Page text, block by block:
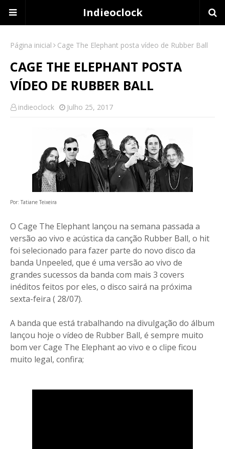
Indieoclock
Página inicial Cage The Elephant posta vídeo de Rubber Ball
CAGE THE ELEPHANT POSTA
VÍDEO DE RUBBER BALL
indieoclock Julho 25, 2017
Por: Tatiane Teixeira
O Cage The Elephant lançou na semana passada a
versão ao vivo e acústica da canção Rubber Ball, o hit
foi selecionado para fazer parte do novo disco da
banda Unpeeled, que é uma versão ao vivo de
grandes sucessos da banda com mais 3 covers
inéditos feitos por eles, o disco sairá na próxima
sexta-feira ( 28/07).
A banda que está trabalhando na divulgação do álbum
lançou hoje o vídeo de Rubber Ball, é sempre muito
bom ver Cage The Elephant ao vivo e o clipe ficou
muito legal, confira;